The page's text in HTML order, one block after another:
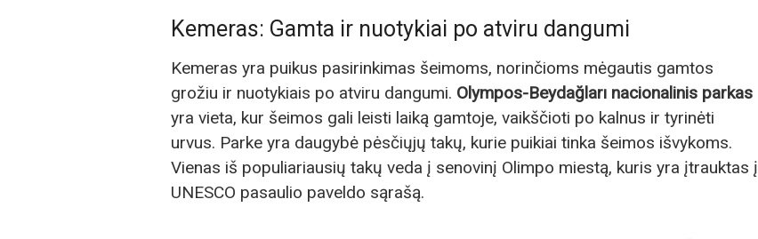
Kemeras: Gamta ir nuotykiai po atviru dangumi
Kemeras yra puikus pasirinkimas šeimoms, norinčioms mėgautis gamtos
grožiu ir nuotykiais po atviru dangumi. Olympos-Beydağları nacionalinis parkas
yra vieta, kur šeimos gali leisti laiką gamtoje, vaikščioti po kalnus ir tyrinėti
urvus. Parke yra daugybė pėsčiųjų takų, kurie puikiai tinka šeimos išvykoms.
Vienas iš populiariausių takų veda į senovinį Olimpo miestą, kuris yra įtrauktas į
UNESCO pasaulio paveldo sąrašą.